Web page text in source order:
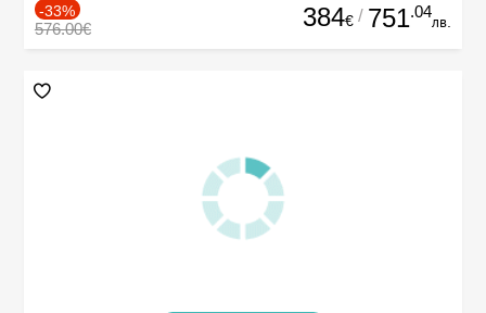
-33%
576.00€ 384€ / 751.04
лв.